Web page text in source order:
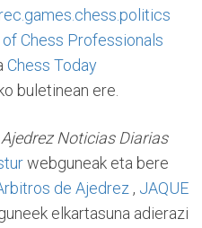
rec.games.chess.politics
Chess Professionals
Chess Today
buletinean ere.
Ajedrez Noticias Diarias
webguneak eta bere
de Ajedrez , JAQUE
elkartasuna adierazi